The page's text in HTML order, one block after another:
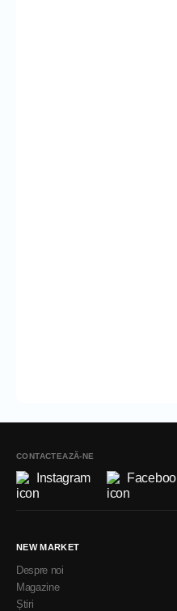
CONTACTEAZĂ-NE
Instagram
NEW MARKET
Despre noi
Magazine
Știri